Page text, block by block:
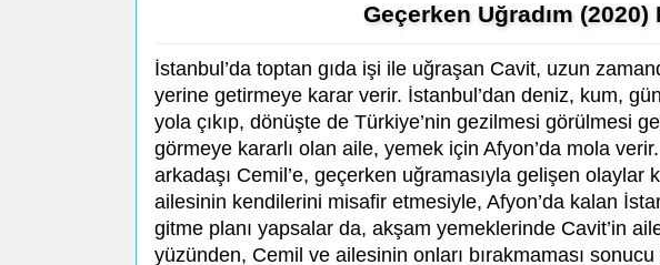
Geçerken Uğradım (2020)
İstanbul’da toptan gıda işi ile uğraşan Cavit, uzun
yerine getirmeye karar verir. İstanbul’dan deniz, kum,
yola çıkıp, dönüşte de Türkiye’nin gezilmesi görülmesi
görmeye kararlı olan aile, yemek için Afyon’da mola
arkadaşı Cemil’e, geçerken uğramasıyla gelişen olaylar
ailesinin kendilerini misafir etmesiyle, Afyon’da kalan
gitme planı yapsalar da, akşam yemeklerinde Cavit’in
yüzünden, Cemil ve ailesinin onları bırakmaması